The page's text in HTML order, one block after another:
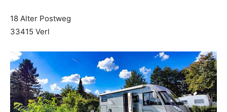
18 Alter Postweg
33415 Verl